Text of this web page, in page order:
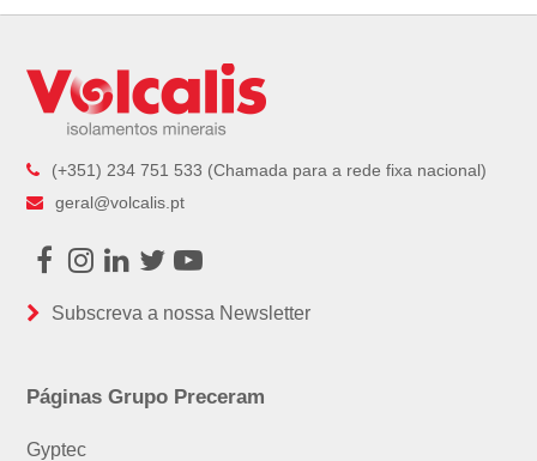
(+351) 234 751 533 (Chamada para a rede fixa nacional)
geral@volcalis.pt
Facebook
Instagram
LinkedIn
TwitterYoutube
Subscreva a nossa Newsletter
Páginas Grupo Preceram
Gyptec